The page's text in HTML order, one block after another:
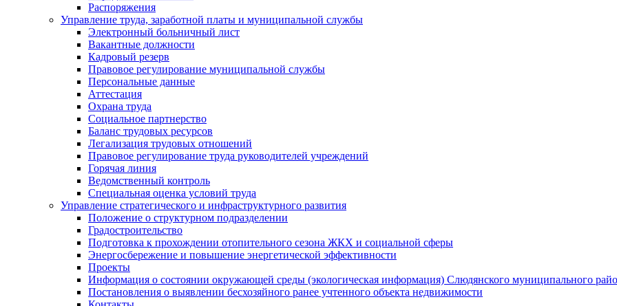
Распоряжения
Управление труда, заработной платы и муниципальной службы
Электронный больничный лист
Вакантные должности
Кадровый резерв
Правовое регулирование муниципальной службы
Персональные данные
Аттестация
Охрана труда
Социальное партнерство
Баланс трудовых ресурсов
Легализация трудовых отношений
Правовое регулирование труда руководителей учреждений
Горячая линия
Ведомственный контроль
Специальная оценка условий труда
Управление стратегического и инфраструктурного развития
Положение о структурном подразделении
Градостроительство
Подготовка к прохождении отопительного сезона ЖКХ и социальной сферы
Энергосбережение и повышение энергетической эффективности
Проекты
Информация о состоянии окружающей среды (экологическая информация) Слюдянского муниципального
Постановления о выявлении бесхозяйного ранее учтенного объекта недвижимости